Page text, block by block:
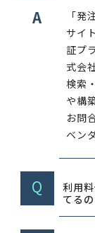
A
「
サイ
証プ
式会
検索
や構
お問
ベン
Q
利用
てるの